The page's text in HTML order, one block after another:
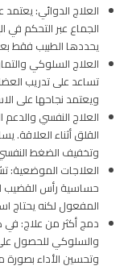
العلاج الدوائي:
الجماع عبر التحكم في
يحددها الطبيب فقط
تساعد على تدريب
ويعتمد نجاحها على
العلاج النفسي والدعم
القلق أثناء العلاقة.
وتخفيف الضغط
العلاجات الموضعية:
حساسية رأس القضيب
المفعول لكنه يحتاج
دمج أكثر من علاج: في
والسلوكي للحصول
وتحسين الأداء